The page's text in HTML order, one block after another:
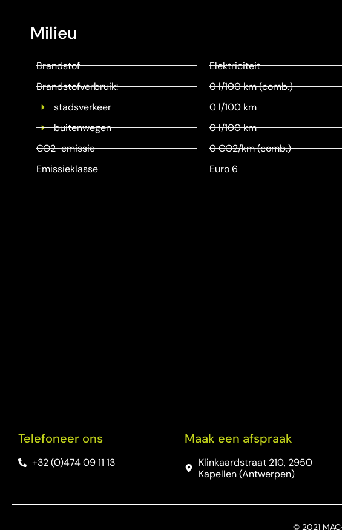
Milieu
Brandstof
Brandstofverbruik:
stadsverkeer
buitenwegen
CO2-emissie
Emissieklasse
Elektriciteit
0 l/100 km (comb.)
0 l/100 km
0 l/100 km
0 CO2/km (comb.)
Euro 6
Telefoneer ons
+32 (0)474 09 11 13
Maak een afspraak
Klinkaardstraat 210, 2950
Kapellen (Antwerpen)
© 2021